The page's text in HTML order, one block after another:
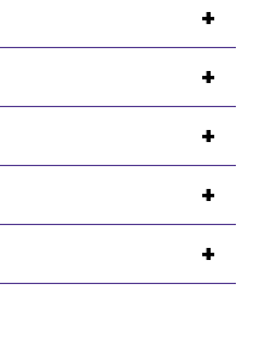
+
+
+
+
+